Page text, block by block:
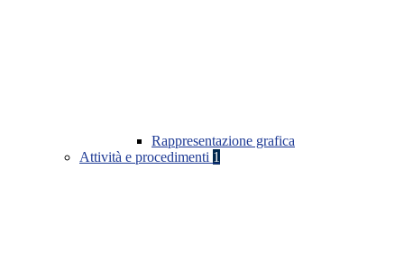
Rappresentazione grafica
Attività e procedimenti 1